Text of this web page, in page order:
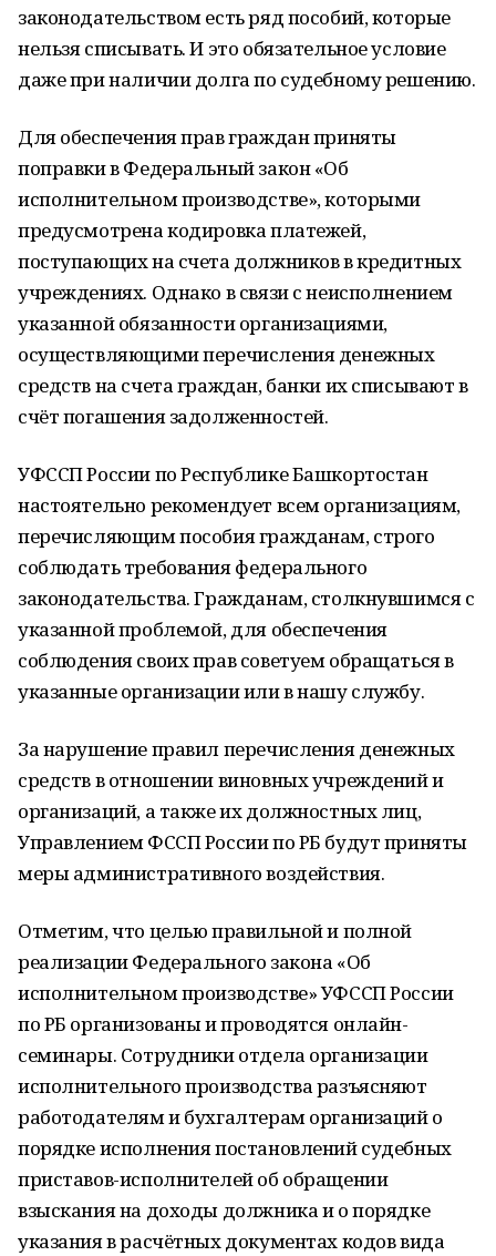
законодательством есть ряд пособий, которые
нельзя списывать. И это обязательное условие
даже при наличии долга по судебному решению.
Для обеспечения прав граждан приняты
поправки в Федеральный закон «Об
исполнительном производстве», которыми
предусмотрена кодировка платежей,
поступающих на счета должников в кредитных
учреждениях. Однако в связи с неисполнением
указанной обязанности организациями,
осуществляющими перечисления денежных
средств на счета граждан, банки их списывают в
счёт погашения задолженностей.
УФССП России по Республике Башкортостан
настоятельно рекомендует всем организациям,
перечисляющим пособия гражданам, строго
соблюдать требования федерального
законодательства. Гражданам, столкнувшимся с
указанной проблемой, для обеспечения
соблюдения своих прав советуем обращаться в
указанные организации или в нашу службу.
За нарушение правил перечисления денежных
средств в отношении виновных учреждений и
организаций, а также их должностных лиц,
Управлением ФССП России по РБ будут приняты
меры административного воздействия.
Отметим, что целью правильной и полной
реализации Федерального закона «Об
исполнительном производстве» УФССП России
по РБ организованы и проводятся онлайн-
семинары. Сотрудники отдела организации
исполнительного производства разъясняют
работодателям и бухгалтерам организаций о
порядке исполнения постановлений судебных
приставов-исполнителей об обращении
взыскания на доходы должника и о порядке
указания в расчётных документах кодов вида